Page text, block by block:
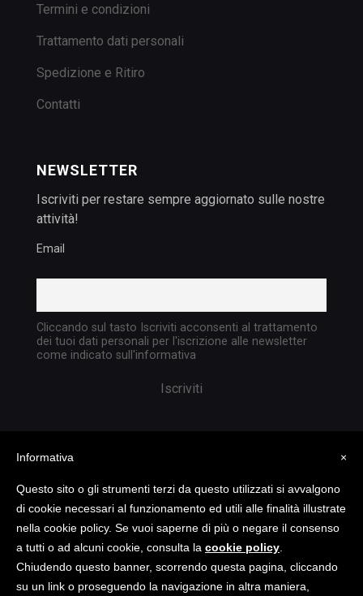
Termini e condizioni
Trattamento dati personali
Spedizione e Ritiro
Contatti
NEWSLETTER
Iscriviti per restare sempre aggiornato sulle nostre
attività!
Email
Cliccando sul tasto Iscriviti acconsenti al trattamento
dei tuoi dati personali per l'iscrizione alle newsletter
come indicato sull'informativa
Copyright @ 2023 TATTICA S.R.L. | All rights
reserved | P.I. 05903351004
×
Informativa
Questo sito o gli strumenti terzi da questo utilizzati si avvalgono
di cookie necessari al funzionamento ed utili alle finalità illustrate
nella cookie policy. Se vuoi saperne di più o negare il consenso
a tutti o ad alcuni cookie, consulta la cookie policy
Chiudendo questo banner, scorrendo questa pagina, cliccando
su un link o proseguendo la navigazione in altra maniera,